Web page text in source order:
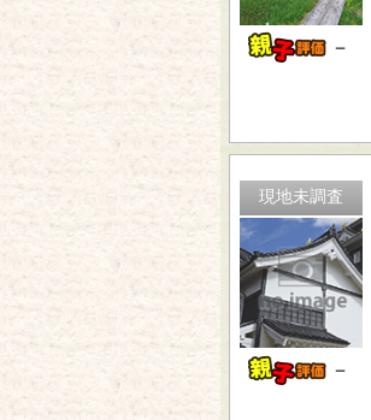
－
現地未調査
－